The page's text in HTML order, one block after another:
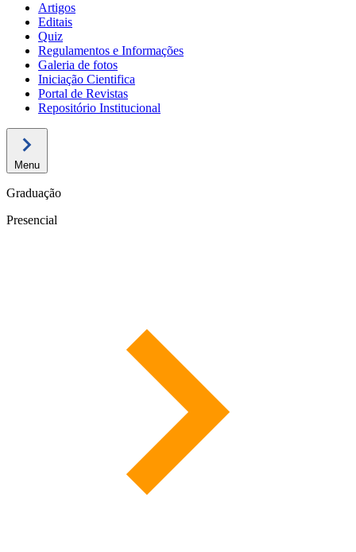
Artigos
Editais
Quiz
Regulamentos e Informações
Galeria de fotos
Iniciação Cientifica
Portal de Revistas
Repositório Institucional
Menu
Graduação
Presencial